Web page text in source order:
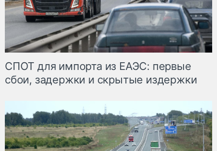
СПОТ для импорта из ЕАЭС: первые
сбои, задержки и скрытые издержки